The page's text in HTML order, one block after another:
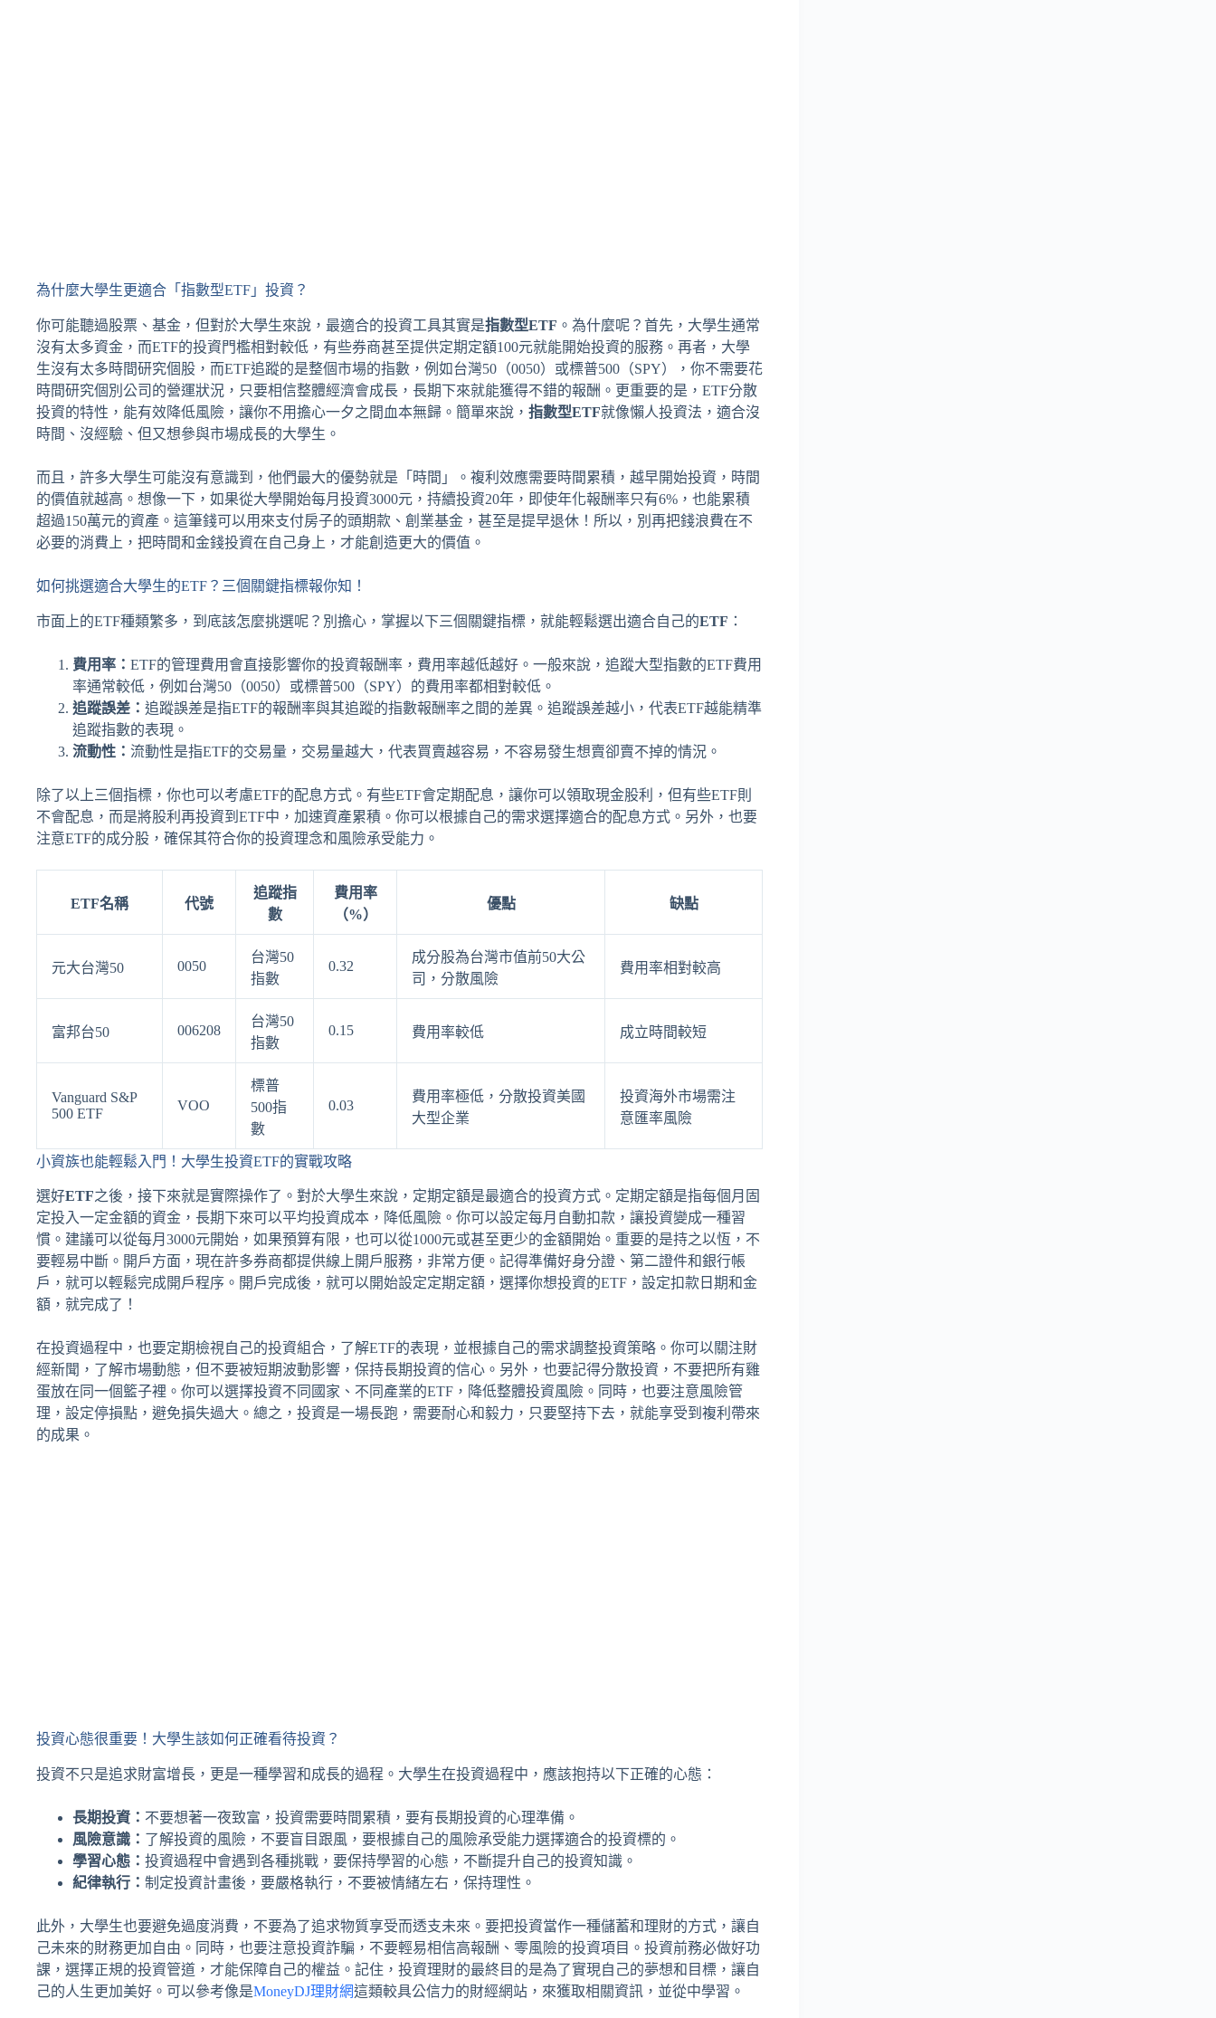
為什麼大學生更適合「指數型ETF」投資？
你可能聽過股票、基金，但對於大學生來說，最適合的投資工具其實是指數型ETF 。為什麼呢？首先，大學生通常
沒有太多資金，而ETF的投資門檻相對較低，有些券商甚至提供定期定額100元就能開始投資的服務。再者，大學
生沒有太多時間研究個股，而ETF追蹤的是整個市場的指數，例如台灣50（0050）或標普500（SPY），你不需要花
時間研究個別公司的營運狀況，只要相信整體經濟會成長，長期下來就能獲得不錯的報酬。更重要的是，ETF分散
投資的特性，能有效降低風險，讓你不用擔心一夕之間血本無歸。簡單來說， 指數型ETF就像懶人投資法，適合沒
時間、沒經驗、但又想參與市場成長的大學生。
而且，許多大學生可能沒有意識到，他們最大的優勢就是「時間」。複利效應需要時間累積，越早開始投資，時間
的價值就越高。想像一下，如果從大學開始每月投資3000元，持續投資20年，即使年化報酬率只有6%，也能累積
超過150萬元的資產。這筆錢可以用來支付房子的頭期款、創業基金，甚至是提早退休！所以，別再把錢浪費在不
必要的消費上，把時間和金錢投資在自己身上，才能創造更大的價值。
如何挑選適合大學生的ETF？三個關鍵指標報你知！
市面上的ETF種類繁多，到底該怎麼挑選呢？別擔心，掌握以下三個關鍵指標，就能輕鬆選出適合自己的ETF ：
費用率： ETF的管理費用會直接影響你的投資報酬率，費用率越低越好。一般來說，追蹤大型指數的ETF費用
率通常較低，例如台灣50（0050）或標普500（SPY）的費用率都相對較低。
追蹤誤差： 追蹤誤差是指ETF的報酬率與其追蹤的指數報酬率之間的差異。追蹤誤差越小，代表ETF越能精準
追蹤指數的表現。
流動性： 流動性是指ETF的交易量，交易量越大，代表買賣越容易，不容易發生想賣卻賣不掉的情況。
除了以上三個指標，你也可以考慮ETF的配息方式。有些ETF會定期配息，讓你可以領取現金股利，但有些ETF則
不會配息，而是將股利再投資到ETF中，加速資產累積。你可以根據自己的需求選擇適合的配息方式。另外，也要
注意ETF的成分股，確保其符合你的投資理念和風險承受能力。
ETF名稱 代號
追蹤指
數
費用率
（%）
優點 缺點
元大台灣50 0050
台灣50
指數
0.32
成分股為台灣市值前50大公
司，分散風險
費用率相對較高
富邦台50 006208
台灣50
指數
0.15 費用率較低 成立時間較短
Vanguard S&P
500 ETF
VOO
標普
500指
數
0.03
費用率極低，分散投資美國
大型企業
投資海外市場需注
意匯率風險
小資族也能輕鬆入門！大學生投資ETF的實戰攻略
選好ETF之後，接下來就是實際操作了。對於大學生來說，定期定額是最適合的投資方式。定期定額是指每個月固
定投入一定金額的資金，長期下來可以平均投資成本，降低風險。你可以設定每月自動扣款，讓投資變成一種習
慣。建議可以從每月3000元開始，如果預算有限，也可以從1000元或甚至更少的金額開始。重要的是持之以恆，不
要輕易中斷。開戶方面，現在許多券商都提供線上開戶服務，非常方便。記得準備好身分證、第二證件和銀行帳
戶，就可以輕鬆完成開戶程序。開戶完成後，就可以開始設定定期定額，選擇你想投資的ETF，設定扣款日期和金
額，就完成了！
在投資過程中，也要定期檢視自己的投資組合，了解ETF的表現，並根據自己的需求調整投資策略。你可以關注財
經新聞，了解市場動態，但不要被短期波動影響，保持長期投資的信心。另外，也要記得分散投資，不要把所有雞
蛋放在同一個籃子裡。你可以選擇投資不同國家、不同產業的ETF，降低整體投資風險。同時，也要注意風險管
理，設定停損點，避免損失過大。總之，投資是一場長跑，需要耐心和毅力，只要堅持下去，就能享受到複利帶來
的成果。
投資心態很重要！大學生該如何正確看待投資？
投資不只是追求財富增長，更是一種學習和成長的過程。大學生在投資過程中，應該抱持以下正確的心態：
長期投資： 不要想著一夜致富，投資需要時間累積，要有長期投資的心理準備。
風險意識： 了解投資的風險，不要盲目跟風，要根據自己的風險承受能力選擇適合的投資標的。
學習心態： 投資過程中會遇到各種挑戰，要保持學習的心態，不斷提升自己的投資知識。
紀律執行： 制定投資計畫後，要嚴格執行，不要被情緒左右，保持理性。
此外，大學生也要避免過度消費，不要為了追求物質享受而透支未來。要把投資當作一種儲蓄和理財的方式，讓自
己未來的財務更加自由。同時，也要注意投資詐騙，不要輕易相信高報酬、零風險的投資項目。投資前務必做好功
課，選擇正規的投資管道，才能保障自己的權益。記住，投資理財的最終目的是為了實現自己的夢想和目標，讓自
己的人生更加美好。可以參考像是MoneyDJ理財網這類較具公信力的財經網站，來獲取相關資訊，並從中學習。